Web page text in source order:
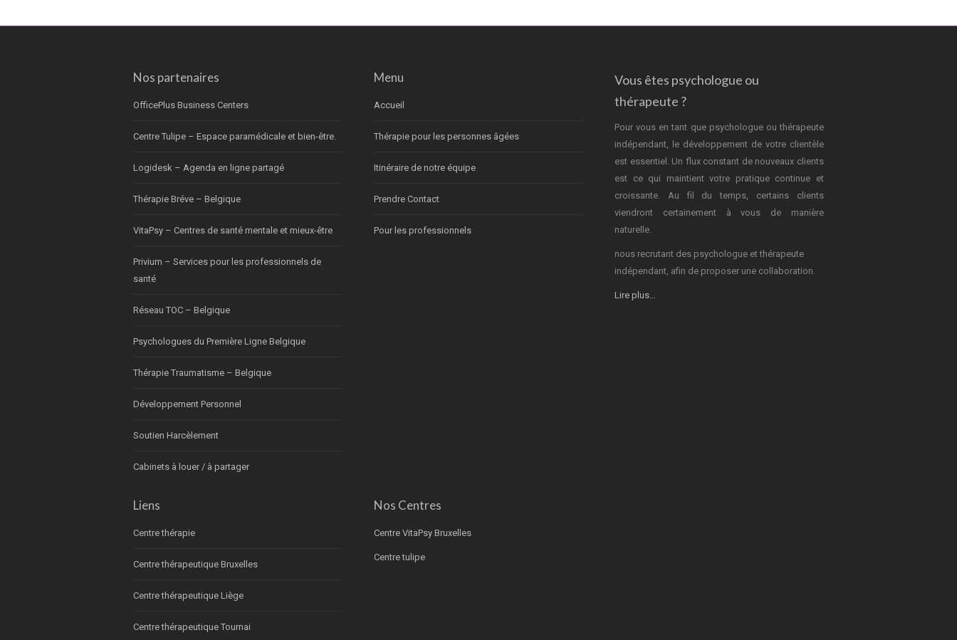
Nos partenaires
OfficePlus Business Centers
Centre Tulipe – Espace paramédicale et bien-être.
Logidesk – Agenda en ligne partagé
Thérapie Bréve – Belgique
VitaPsy – Centres de santé mentale et mieux-être
Privium – Services pour les professionnels de
santé
Réseau TOC – Belgique
Psychologues du Première Ligne Belgique
Thérapie Traumatisme – Belgique
Développement Personnel
Soutien Harcèlement
Cabinets à louer / à partager
Menu
Accueil
Thérapie pour les personnes âgées
Itinéraire de notre équipe
Prendre Contact
Pour les professionnels
Vous êtes psychologue ou
thérapeute ?
Pour vous en tant que psychologue ou thérapeute
indépendant, le développement de votre clientèle
est essentiel. Un flux constant de nouveaux clients
est ce qui maintient votre pratique continue et
croissante. Au fil du temps, certains clients
viendront certainement à vous de manière
naturelle.
nous recrutant des psychologue et thérapeute
indépendant, afin de proposer une collaboration.
Lire plus…
Liens
Centre thérapie
Centre thérapeutique Bruxelles
Centre thérapeutique Liège
Centre thérapeutique Tournai
Nos Centres
Centre VitaPsy Bruxelles
Centre tulipe